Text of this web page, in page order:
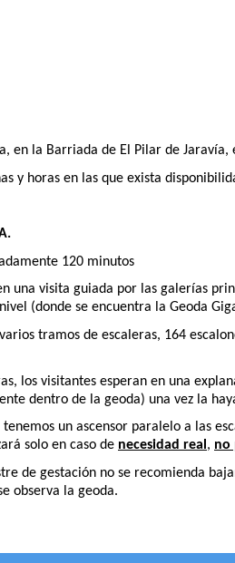
en la Barriada de El Pilar de
y horas en las que exista
120 minutos
una visita guiada por las galerías
(donde se encuentra la Geoda
tramos de escaleras, 164
los visitantes esperan en una
dentro de la geoda) una vez la
un ascensor paralelo a las
solo en caso de necesidad real, no
de gestación no se recomienda
observa la geoda.